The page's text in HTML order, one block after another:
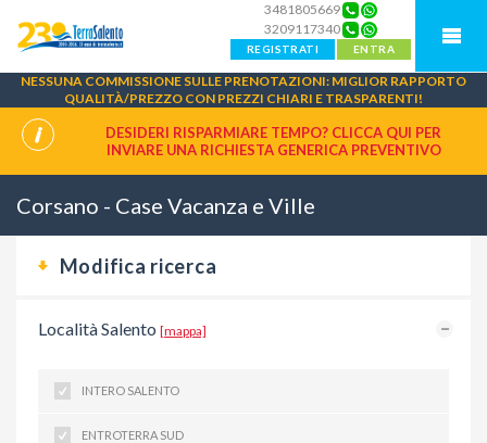
3481805669
3209117340
REGISTRATI ENTRA
NESSUNA COMMISSIONE SULLE PRENOTAZIONI: MIGLIOR RAPPORTO
QUALITÀ/PREZZO CON PREZZI CHIARI E TRASPARENTI!
DESIDERI RISPARMIARE TEMPO? CLICCA QUI PER
INVIARE UNA RICHIESTA GENERICA PREVENTIVO
Corsano - Case Vacanza e Ville
Modifica ricerca
Località Salento [mappa]
INTERO SALENTO
ENTROTERRA SUD